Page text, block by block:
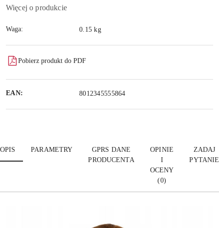
Więcej o produkcie
Waga: 0.15 kg
Pobierz produkt do PDF
EAN: 8012345555864
OPIS PARAMETRY
GPRS DANE
PRODUCENTA
OPINIE
I
OCENY
(0)
ZADAJ
PYTANIE